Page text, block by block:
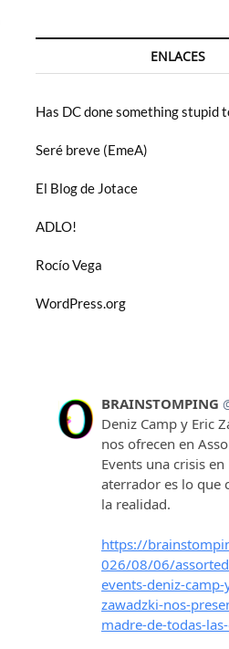
ENLACES
Has DC done something stupid
Seré breve (EmeA)
El Blog de Jotace
ADLO!
Rocío Vega
WordPress.org